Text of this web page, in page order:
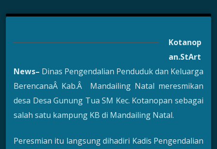
Kotanop
an.StArt
News– Dinas Pengendalian Penduduk dan Keluarga
BerencanaÂ Kab.Â Mandailing Natal meresmikan
desa Desa Gunung Tua SM Kec. Kotanopan sebagai
salah satu kampung KB di Mandailing Natal.
Peresmian itu langsung dihadiri Kadis Pengendalian